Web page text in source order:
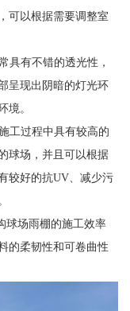
可以根据需要调整室
具有不错的透光性，
呈现出阴暗的灯光环
境。
工过程中具有较高的
球场，并且可以根据
较好的抗UV、减少污
球场雨棚的施工效率
的柔韧性和可卷曲性